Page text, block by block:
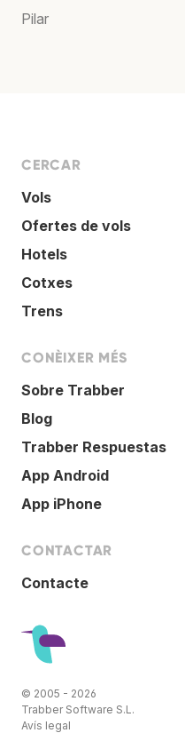
Pilar
CERCAR
Vols
Ofertes de vols
Hotels
Cotxes
Trens
CONÈIXER MÉS
Sobre Trabber
Blog
Trabber Respuestas
App Android
App iPhone
CONTACTAR
Contacte
© 2005 - 2026
Trabber Software S.L.
Avís legal